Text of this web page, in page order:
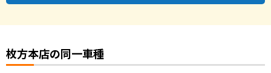
枚方本店の同一車種